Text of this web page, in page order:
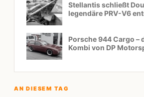
Stellantis schließt
legendäre PRV-V6
Porsche 944 Cargo –
Kombi von DP
AN DIESEM TAG